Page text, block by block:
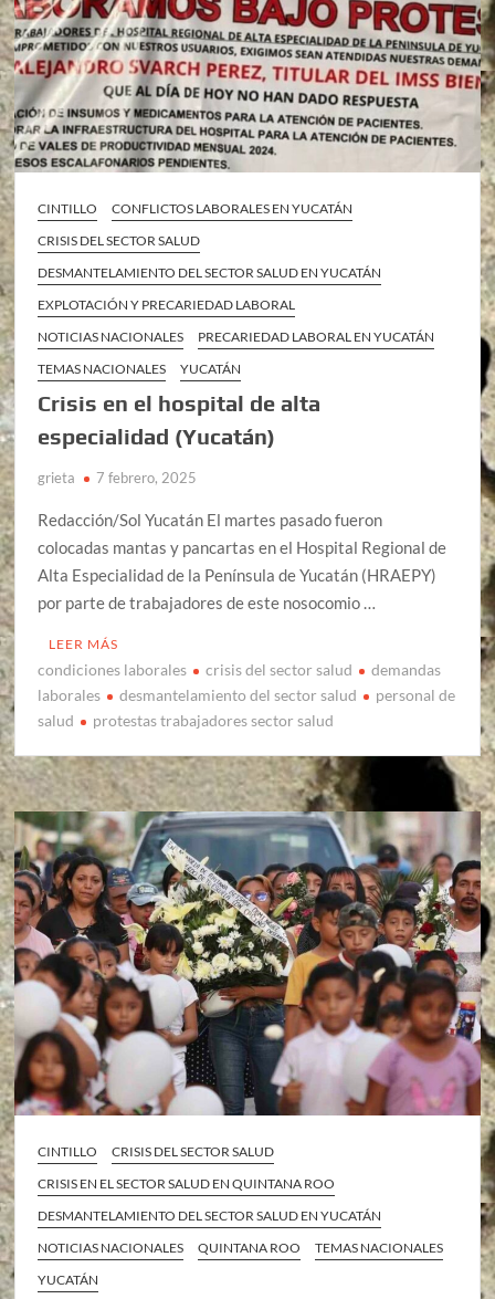
CINTILLO
CONFLICTOS LABORALES EN YUCATÁN
CRISIS DEL SECTOR SALUD
DESMANTELAMIENTO DEL SECTOR SALUD EN YUCATÁN
EXPLOTACIÓN Y PRECARIEDAD LABORAL
NOTICIAS NACIONALES
PRECARIEDAD LABORAL EN YUCATÁN
TEMAS NACIONALES
YUCATÁN
Crisis en el hospital de alta
especialidad (Yucatán)
grieta 7 febrero, 2025
Redacción/Sol Yucatán El martes pasado fueron
colocadas mantas y pancartas en el Hospital Regional de
Alta Especialidad de la Península de Yucatán (HRAEPY)
por parte de trabajadores de este nosocomio …
LEER MÁS
condiciones laborales crisis del sector salud
demandas
laborales
desmantelamiento del sector salud
personal de
salud
protestas trabajadores sector salud
CINTILLO
CRISIS DEL SECTOR SALUD
CRISIS EN EL SECTOR SALUD EN QUINTANA ROO
DESMANTELAMIENTO DEL SECTOR SALUD EN YUCATÁN
NOTICIAS NACIONALES
QUINTANA ROO
TEMAS NACIONALES
YUCATÁN